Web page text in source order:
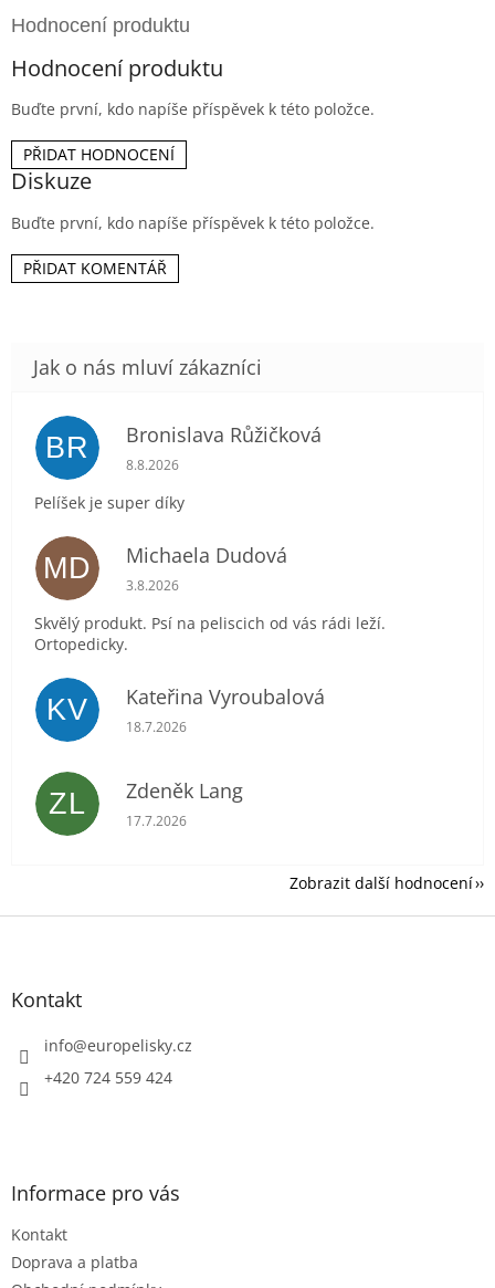
Hodnocení produktu
Buďte první, kdo napíše příspěvek k této položce.
PŘIDAT HODNOCENÍ
Diskuze
Buďte první, kdo napíše příspěvek k této položce.
PŘIDAT KOMENTÁŘ
BR Bronislava Růžičková
Hodnocení obchodu je 5 z 5 hvězdiček.
8.8.2026
Pelíšek je super díky
MD Michaela Dudová
Hodnocení obchodu je 5 z 5 hvězdiček.
3.8.2026
Skvělý produkt. Psí na peliscich od vás rádi leží.
Ortopedicky.
KV Kateřina Vyroubalová
Hodnocení obchodu je 5 z 5 hvězdiček.
18.7.2026
ZL Zdeněk Lang
Hodnocení obchodu je 5 z 5 hvězdiček.
17.7.2026
Zobrazit další hodnocení
Z
Kontakt
info@europelisky.cz
+420 724 559 424
Informace pro vás
Kontakt
Doprava a platba